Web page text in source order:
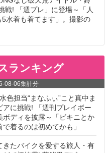
戦! 「週プレ」に登場～「人
水着も着てます」。撮影の
ランキング
08-06集計分
色担当“まなふぃ”こと真中ま
アに挑戦! 「週刊プレイボー
ボディを披露～「ビキニとか
着るのは初めてかも」
きたバイクを愛する旅人・有